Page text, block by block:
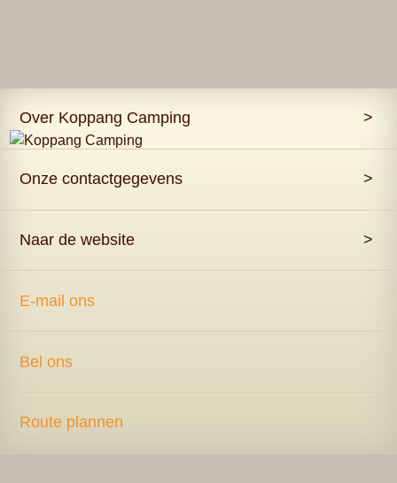
Over Koppang Camping >
Onze contactgegevens >
Naar de website >
E-mail ons
Bel ons
Route plannen